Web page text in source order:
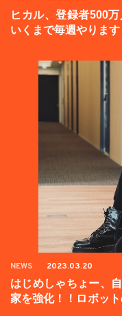
ヒカル、登録者500
いくまで毎週やりま
NEWS 2023.03.20
はじめしゃちょー、
家を強化！！ロボッ